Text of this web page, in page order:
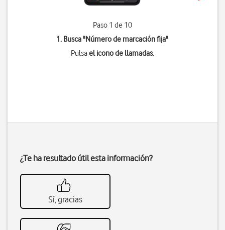
Paso 1 de 10
1. Busca "Número de marcación fija"
Pulsael icono de llamadas.
¿Te ha resultado útil esta información?
Sí, gracias